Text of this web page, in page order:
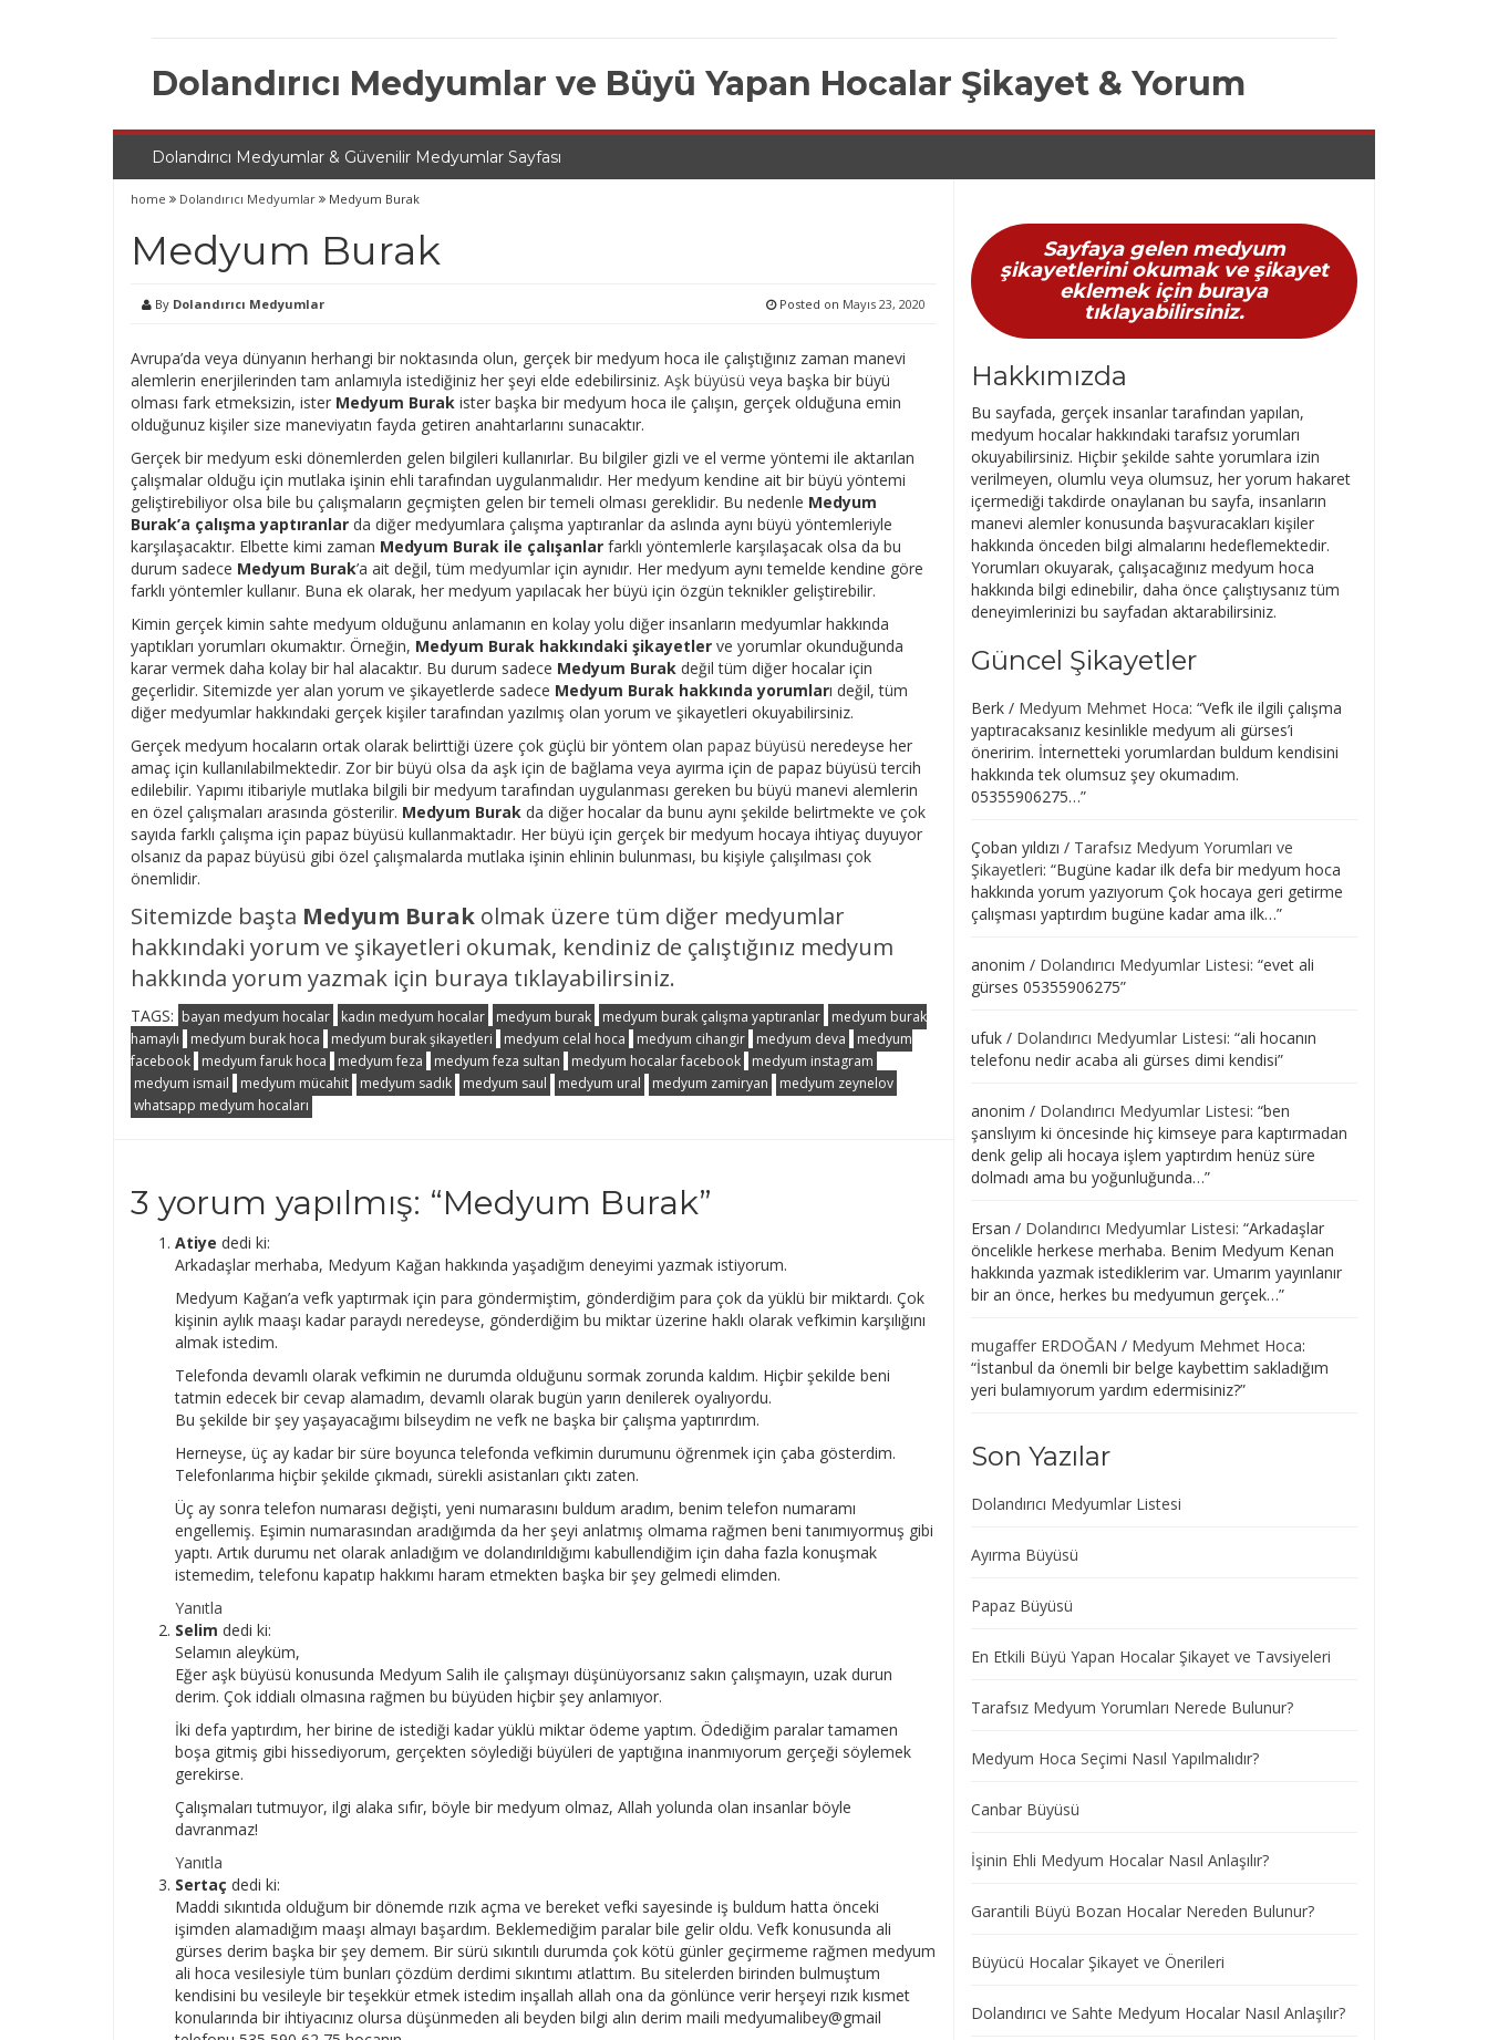
Dolandırıcı Medyumlar ve Büyü Yapan Hocalar Şikayet & Yorum
Dolandırıcı Medyumlar & Güvenilir Medyumlar Sayfası
home Dolandırıcı Medyumlar Medyum Burak
Medyum Burak
By Dolandırıcı Medyumlar Posted on Mayıs 23, 2020
Avrupa’da veya dünyanın herhangi bir noktasında olun, gerçek bir medyum hoca ile çalıştığınız zaman manevi
alemlerin enerjilerinden tam anlamıyla istediğiniz her şeyi elde edebilirsiniz. Aşk büyüsü veya başka bir büyü
olması fark etmeksizin, ister Medyum Burak ister başka bir medyum hoca ile çalışın, gerçek olduğuna emin
olduğunuz kişiler size maneviyatın fayda getiren anahtarlarını sunacaktır.
Gerçek bir medyum eski dönemlerden gelen bilgileri kullanırlar. Bu bilgiler gizli ve el verme yöntemi ile aktarılan
çalışmalar olduğu için mutlaka işinin ehli tarafından uygulanmalıdır. Her medyum kendine ait bir büyü yöntemi
geliştirebiliyor olsa bile bu çalışmaların geçmişten gelen bir temeli olması gereklidir. Bu nedenle Medyum
Burak’a çalışma yaptıranlar da diğer medyumlara çalışma yaptıranlar da aslında aynı büyü yöntemleriyle
karşılaşacaktır. Elbette kimi zaman Medyum Burak ile çalışanlar farklı yöntemlerle karşılaşacak olsa da bu
durum sadece Medyum Burak’a ait değil, tüm medyumlar için aynıdır. Her medyum aynı temelde kendine göre
farklı yöntemler kullanır. Buna ek olarak, her medyum yapılacak her büyü için özgün teknikler geliştirebilir.
Kimin gerçek kimin sahte medyum olduğunu anlamanın en kolay yolu diğer insanların medyumlar hakkında
yaptıkları yorumları okumaktır. Örneğin, Medyum Burak hakkındaki şikayetler ve yorumlar okunduğunda
karar vermek daha kolay bir hal alacaktır. Bu durum sadece Medyum Burak değil tüm diğer hocalar için
geçerlidir. Sitemizde yer alan yorum ve şikayetlerde sadece Medyum Burak hakkında yorumları değil, tüm
diğer medyumlar hakkındaki gerçek kişiler tarafından yazılmış olan yorum ve şikayetleri okuyabilirsiniz.
Gerçek medyum hocaların ortak olarak belirttiği üzere çok güçlü bir yöntem olan papaz büyüsü neredeyse her
amaç için kullanılabilmektedir. Zor bir büyü olsa da aşk için de bağlama veya ayırma için de papaz büyüsü tercih
edilebilir. Yapımı itibariyle mutlaka bilgili bir medyum tarafından uygulanması gereken bu büyü manevi alemlerin
en özel çalışmaları arasında gösterilir. Medyum Burak da diğer hocalar da bunu aynı şekilde belirtmekte ve çok
sayıda farklı çalışma için papaz büyüsü kullanmaktadır. Her büyü için gerçek bir medyum hocaya ihtiyaç duyuyor
olsanız da papaz büyüsü gibi özel çalışmalarda mutlaka işinin ehlinin bulunması, bu kişiyle çalışılması çok
önemlidir.
Sitemizde başta Medyum Burak olmak üzere tüm diğer medyumlar
hakkındaki yorum ve şikayetleri okumak, kendiniz de çalıştığınız medyum
hakkında yorum yazmak için buraya tıklayabilirsiniz.
TAGS: bayan medyum hocalar kadın medyum hocalar medyum burak medyum burak çalışma yaptıranlar
medyum burak
hamaylı
medyum burak hoca medyum burak şikayetleri medyum celal hoca medyum cihangir medyum deva
medyum
facebook
medyum faruk hoca medyum feza medyum feza sultan medyum hocalar facebook
medyum instagram
medyum ismail
medyum mücahit medyum sadık medyum saul medyum ural medyum zamiryan
medyum zeynelov
whatsapp medyum hocaları
3 yorum yapılmış: “Medyum Burak”
Atiye dedi ki:
Arkadaşlar merhaba, Medyum Kağan hakkında yaşadığım deneyimi yazmak istiyorum.
Medyum Kağan’a vefk yaptırmak için para göndermiştim, gönderdiğim para çok da yüklü bir miktardı. Çok
kişinin aylık maaşı kadar paraydı neredeyse, gönderdiğim bu miktar üzerine haklı olarak vefkimin karşılığını
almak istedim.
Telefonda devamlı olarak vefkimin ne durumda olduğunu sormak zorunda kaldım. Hiçbir şekilde beni
tatmin edecek bir cevap alamadım, devamlı olarak bugün yarın denilerek oyalıyordu.
Bu şekilde bir şey yaşayacağımı bilseydim ne vefk ne başka bir çalışma yaptırırdım.
Herneyse, üç ay kadar bir süre boyunca telefonda vefkimin durumunu öğrenmek için çaba gösterdim.
Telefonlarıma hiçbir şekilde çıkmadı, sürekli asistanları çıktı zaten.
Üç ay sonra telefon numarası değişti, yeni numarasını buldum aradım, benim telefon numaramı
engellemiş. Eşimin numarasından aradığımda da her şeyi anlatmış olmama rağmen beni tanımıyormuş gibi
yaptı. Artık durumu net olarak anladığım ve dolandırıldığımı kabullendiğim için daha fazla konuşmak
istemedim, telefonu kapatıp hakkımı haram etmekten başka bir şey gelmedi elimden.
Yanıtla
Selim dedi ki:
Selamın aleyküm,
Eğer aşk büyüsü konusunda Medyum Salih ile çalışmayı düşünüyorsanız sakın çalışmayın, uzak durun
derim. Çok iddialı olmasına rağmen bu büyüden hiçbir şey anlamıyor.
İki defa yaptırdım, her birine de istediği kadar yüklü miktar ödeme yaptım. Ödediğim paralar tamamen
boşa gitmiş gibi hissediyorum, gerçekten söylediği büyüleri de yaptığına inanmıyorum gerçeği söylemek
gerekirse.
Çalışmaları tutmuyor, ilgi alaka sıfır, böyle bir medyum olmaz, Allah yolunda olan insanlar böyle
davranmaz!
Yanıtla
Sertaç dedi ki:
Maddi sıkıntıda olduğum bir dönemde rızık açma ve bereket vefki sayesinde iş buldum hatta önceki
işimden alamadığım maaşı almayı başardım. Beklemediğim paralar bile gelir oldu. Vefk konusunda ali
gürses derim başka bir şey demem. Bir sürü sıkıntılı durumda çok kötü günler geçirmeme rağmen medyum
ali hoca vesilesiyle tüm bunları çözdüm derdimi sıkıntımı atlattım. Bu sitelerden birinden bulmuştum
kendisini bu vesileyle bir teşekkür etmek istedim inşallah allah ona da gönlünce verir herşeyi rızık kısmet
konularında bir ihtiyacınız olursa düşünmeden ali beyden bilgi alın derim maili medyumalibey@gmail
Sayfaya gelen medyum
şikayetlerini okumak ve şikayet
eklemek için buraya
tıklayabilirsiniz.
Hakkımızda
Bu sayfada, gerçek insanlar tarafından yapılan,
medyum hocalar hakkındaki tarafsız yorumları
okuyabilirsiniz. Hiçbir şekilde sahte yorumlara izin
verilmeyen, olumlu veya olumsuz, her yorum hakaret
içermediği takdirde onaylanan bu sayfa, insanların
manevi alemler konusunda başvuracakları kişiler
hakkında önceden bilgi almalarını hedeflemektedir.
Yorumları okuyarak, çalışacağınız medyum hoca
hakkında bilgi edinebilir, daha önce çalıştıysanız tüm
deneyimlerinizi bu sayfadan aktarabilirsiniz.
Güncel Şikayetler
Berk/ Medyum Mehmet Hoca: “Vefk ile ilgili çalışma
yaptıracaksanız kesinlikle medyum ali gürses’i
öneririm. İnternetteki yorumlardan buldum kendisini
hakkında tek olumsuz şey okumadım.
05355906275…”
Çoban yıldızı / Tarafsız Medyum Yorumları ve
Şikayetleri: “Bugüne kadar ilk defa bir medyum hoca
hakkında yorum yazıyorum Çok hocaya geri getirme
çalışması yaptırdım bugüne kadar ama ilk…”
anonim / Dolandırıcı Medyumlar Listesi: “evet ali
gürses 05355906275”
ufuk/ Dolandırıcı Medyumlar Listesi: “ali hocanın
telefonu nedir acaba ali gürses dimi kendisi”
anonim / Dolandırıcı Medyumlar Listesi: “ben
şanslıyım ki öncesinde hiç kimseye para kaptırmadan
denk gelip ali hocaya işlem yaptırdım henüz süre
dolmadı ama bu yoğunluğunda…”
Ersan / Dolandırıcı Medyumlar Listesi: “Arkadaşlar
öncelikle herkese merhaba. Benim Medyum Kenan
hakkında yazmak istediklerim var. Umarım yayınlanır
bir an önce, herkes bu medyumun gerçek…”
mugaffer ERDOĞAN / Medyum Mehmet Hoca:
“İstanbul da önemli bir belge kaybettim sakladığım
yeri bulamıyorum yardım edermisiniz?”
Son Yazılar
Dolandırıcı Medyumlar Listesi
Ayırma Büyüsü
Papaz Büyüsü
En Etkili Büyü Yapan Hocalar Şikayet ve Tavsiyeleri
Tarafsız Medyum Yorumları Nerede Bulunur?
Medyum Hoca Seçimi Nasıl Yapılmalıdır?
Canbar Büyüsü
İşinin Ehli Medyum Hocalar Nasıl Anlaşılır?
Garantili Büyü Bozan Hocalar Nereden Bulunur?
Büyücü Hocalar Şikayet ve Önerileri
Dolandırıcı ve Sahte Medyum Hocalar Nasıl Anlaşılır?